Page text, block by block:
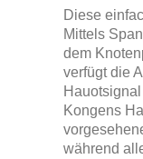
Diese
Mittels
dem
verfügt die
Kongens
während